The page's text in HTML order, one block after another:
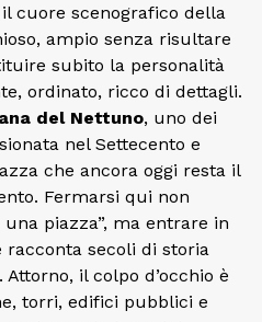
il cuore scenografico della
ampio senza risultare
subito la personalità
ordinato, ricco di dettagli.
del Nettuno, uno dei
nel Settecento e
che ancora oggi resta il
Fermarsi qui non
piazza”, ma entrare in
racconta secoli di storia
il colpo d’occhio è
torri, edifici pubblici e